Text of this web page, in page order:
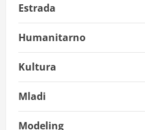
Estrada
Humanitarno
Kultura
Mladi
Modeling